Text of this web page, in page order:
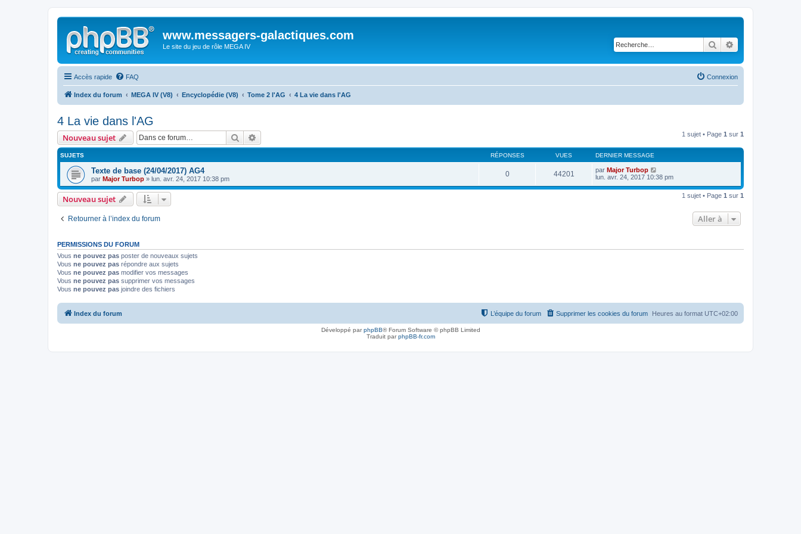
www.messagers-galactiques.com
Le site du jeu de rôle MEGA IV Rechercher
Accès rapide FAQ Connexion
Index du forum MEGA IV (V8) Encyclopédie (V8) Tome 2 l'AG 4 La vie dans l'AG
4 La vie dans l'AG
Nouveau sujet Rechercher 1 sujet • Page 1 sur 1
SUJETS RÉPONSES VUES DERNIER MESSAGE
Texte de base (24/04/2017) AG4
par Major Turbop » lun. avr. 24, 2017 10:38 pm
0 44201 par Major Turbop
lun. avr. 24, 2017 10:38 pm
Nouveau sujet 1 sujet • Page 1 sur 1
Retourner à l’index du forum Aller à
PERMISSIONS DU FORUM
Vous ne pouvez pas poster de nouveaux sujets
Vous ne pouvez pas répondre aux sujets
Vous ne pouvez pas modifier vos messages
Vous ne pouvez pas supprimer vos messages
Vous ne pouvez pas joindre des fichiers
Index du forum Heures au format UTC+02:00
Supprimer les cookies du forum
L’équipe du forum
Développé parphpBB® Forum Software © phpBB Limited
Traduit parphpBB-fr.com